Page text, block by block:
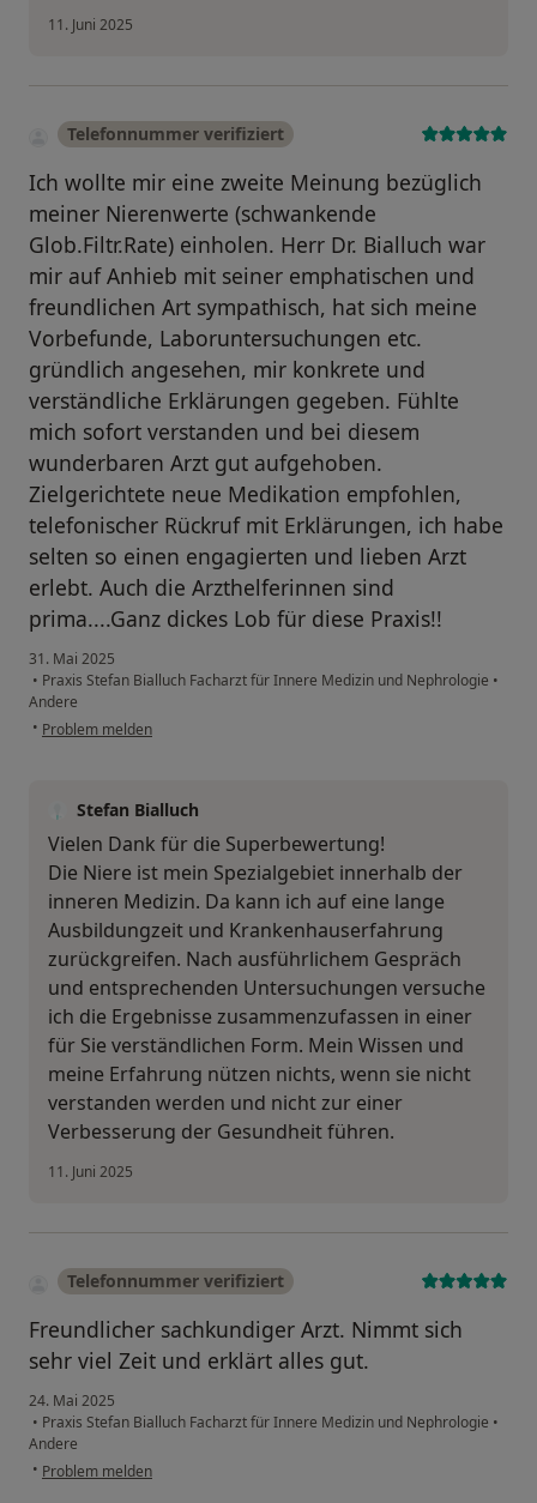
11. Juni 2025
Telefonnummer verifiziert
Ich wollte mir eine zweite Meinung bezüglich
meiner Nierenwerte (schwankende
Glob.Filtr.Rate) einholen. Herr Dr. Bialluch war
mir auf Anhieb mit seiner emphatischen und
freundlichen Art sympathisch, hat sich meine
Vorbefunde, Laboruntersuchungen etc.
gründlich angesehen, mir konkrete und
verständliche Erklärungen gegeben. Fühlte
mich sofort verstanden und bei diesem
wunderbaren Arzt gut aufgehoben.
Zielgerichtete neue Medikation empfohlen,
telefonischer Rückruf mit Erklärungen, ich habe
selten so einen engagierten und lieben Arzt
erlebt. Auch die Arzthelferinnen sind
prima....Ganz dickes Lob für diese Praxis!!
31. Mai 2025
• Praxis Stefan Bialluch Facharzt für Innere Medizin und Nephrologie •
Andere
• Problem melden
Stefan Bialluch
Vielen Dank für die Superbewertung!
Die Niere ist mein Spezialgebiet innerhalb der
inneren Medizin. Da kann ich auf eine lange
Ausbildungzeit und Krankenhauserfahrung
zurückgreifen. Nach ausführlichem Gespräch
und entsprechenden Untersuchungen versuche
ich die Ergebnisse zusammenzufassen in einer
für Sie verständlichen Form. Mein Wissen und
meine Erfahrung nützen nichts, wenn sie nicht
verstanden werden und nicht zur einer
Verbesserung der Gesundheit führen.
11. Juni 2025
Telefonnummer verifiziert
Freundlicher sachkundiger Arzt. Nimmt sich
sehr viel Zeit und erklärt alles gut.
24. Mai 2025
• Praxis Stefan Bialluch Facharzt für Innere Medizin und Nephrologie •
Andere
• Problem melden